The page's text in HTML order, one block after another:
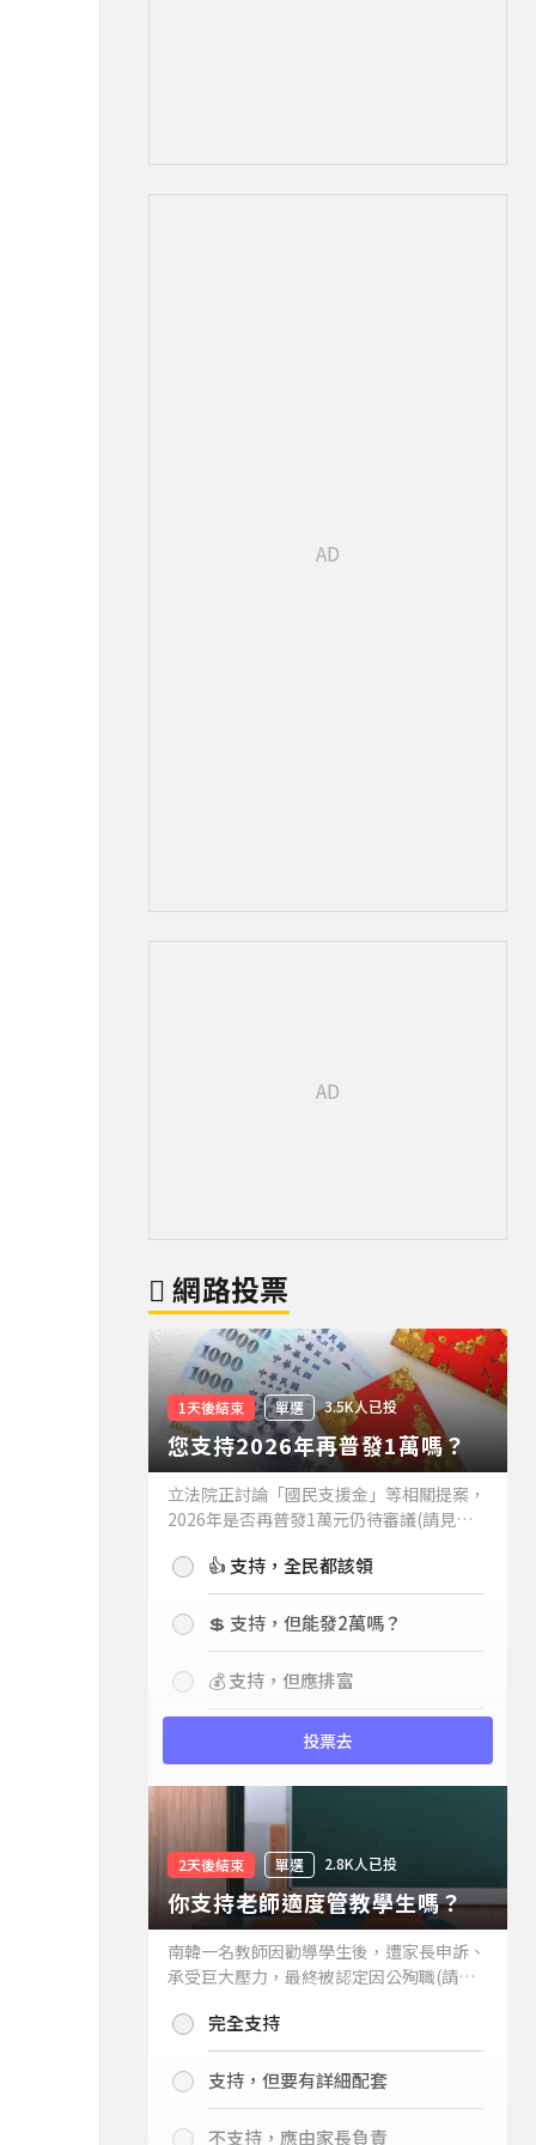
網路投票
1天後結束 單選 3.5K人已投
您支持2026年再普發1萬嗎？
立法院正討論「國民支援金」等相關提案，
2026年是否再普發1萬元仍待審議(請見下
持嗎？👍 支持，全民都該領
💲 支持，但能發2萬嗎？
💰 支持，但應排富
投票去
2天後結束 單選 2.8K人已投
你支持老師適度管教學生嗎？
南韓一名教師因勸導學生後，遭家長申訴、
承受巨大壓力，最終被認定因公殉職(請見
你支持老師適度管教學生嗎？
完全支持
支持，但要有詳細配套
不支持，應由家長負責